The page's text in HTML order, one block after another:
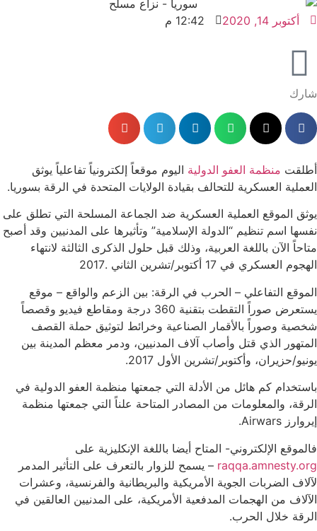
أكتوبر 14, 2020 12:42 م
شارك
أطلقت منظمة العفو الدولية اليوم موقعاً إلكترونياً تفاعلياً يوثق
العملية العسكرية للتحالف بقيادة الولايات المتحدة في الرقة بسوريا.
يوثق الموقع العملية العسكرية ضد الجماعة المسلحة التي تطلق على
نفسها اسم تنظيم “الدولة الإسلامية” وتأثيرها على المدنيين وقد أصبح
متاحاً الآن باللغة العربية، وذلك قبل حلول الذكرى الثالثة لانتهاء
الهجوم العسكري في 17 أكتوبر/تشرين الثاني .2017
الموقع التفاعلي – الحرب في الرقة: بين الزعم والواقع – موقع
يستعرض صوراً التقطت بتقنية 360 درجة ومقاطع فيديو وقصصاً
شخصية وصوراً بالأقمار الصناعية وخرائط لتوثيق حملة القصف
المتهور الذي قتل وأصاب آلاف المدنيين، ودمر معظم المدينة بين
يونيو/حزيران، وأكتوبر/تشرين الأول 2017.
باستخدام كم هائل من الأدلة التي جمعتها منظمة العفو الدولية في
الرقة، والمعلومات من المصادر المتاحة علناً التي جمعتها منظمة
إيروارز Airwars.
فالموقع الإلكتروني- المتاح أيضا باللغة الإنكليزية على
raqqa.amnesty.org – يسمح للزوار بالتعرف على التأثير المدمر
لآلاف الضربات الجوية الأمريكية والبريطانية والفرنسية، وعشرات
الآلاف من الهجمات المدفعية الأمريكية، على المدنيين العالقين في
الرقة خلال الحرب.